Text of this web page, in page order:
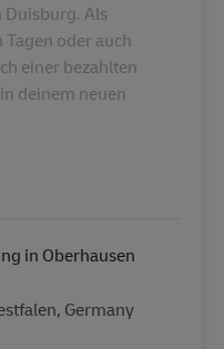
Als
oder auch
einer bezahlten
deinem neuen
in Oberhausen
Germany